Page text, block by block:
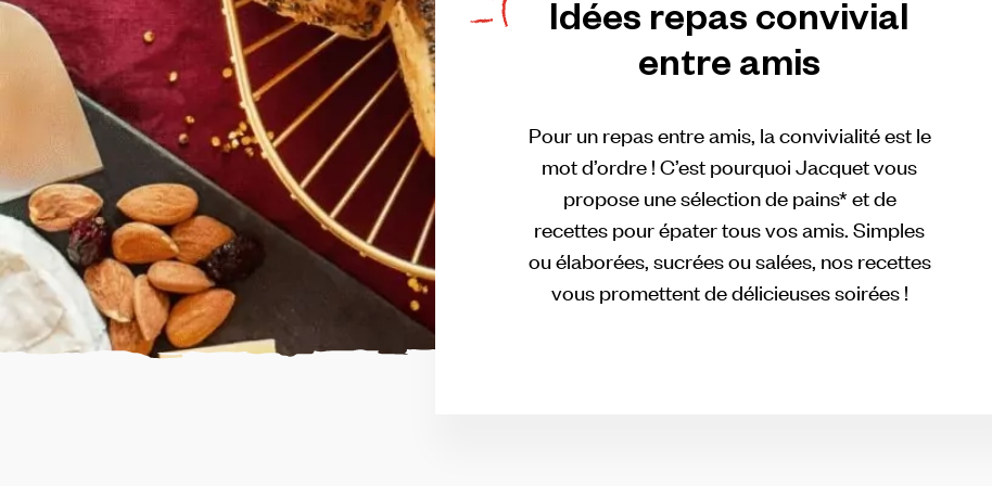
Idées repas convivial
entre amis
Pour un repasentreamis, la convivialitéest le
motd’ordre ! C’est pourquoi Jacquetvous
propose unesélectionde pains* etde
recettes pourépatertousvosamis. Simples
ouélaborées, sucréesousalées, nos recettes
vous promettentdedélicieusessoirées !